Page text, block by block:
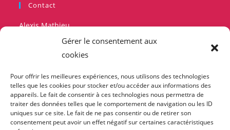
Gérer le consentement aux
cookies
Pour offrir les meilleures expériences, nous utilisons des technologies
telles que les cookies pour stocker et/ou accéder aux informations des
appareils. Le fait de consentir à ces technologies nous permettra de
traiter des données telles que le comportement de navigation ou les ID
uniques sur ce site. Le fait de ne pas consentir ou de retirer son
consentement peut avoir un effet négatif sur certaines caractéristiques
Contact
Alexis Mathieu
Adresse :
130 Rue du Point du Jour 92100 Boulogne
Mobile :
+33 6 19 08 26 18
E-mail :
contact@brain-com.fr